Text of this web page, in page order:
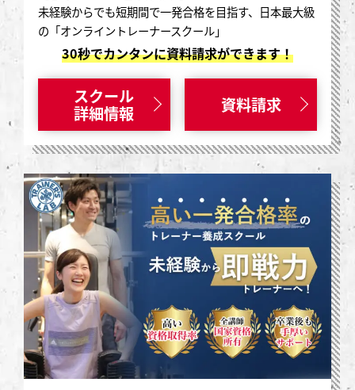
未経験からでも短期間で一発合格を目指す、日本最大級
の「オンライントレーナースクール」
30秒でカンタンに資料請求ができます！
スクール
詳細情報 資料請求